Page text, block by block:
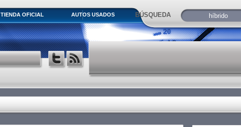
TIENDA OFICIAL AUTOS USADOS BÚSQUEDA